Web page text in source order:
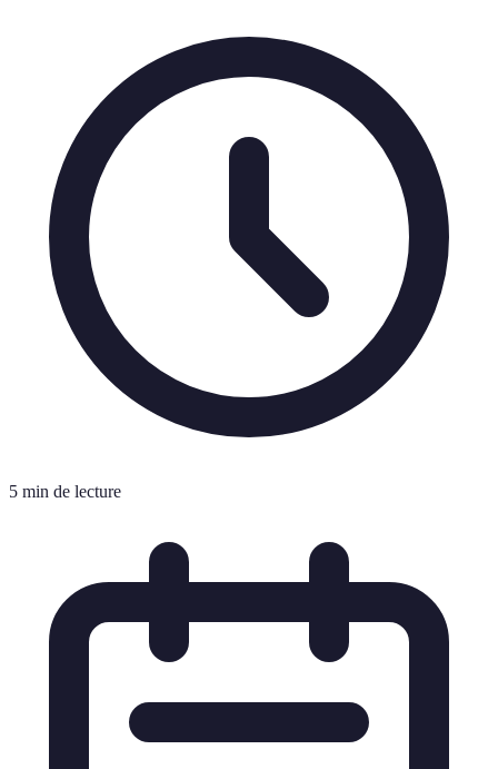
5 min de lecture